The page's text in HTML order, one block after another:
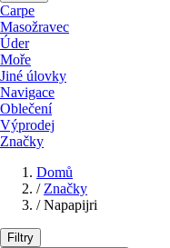
Carpe
Masožravec
Úder
Moře
Jiné úlovky
Navigace
Oblečení
Výprodej
Značky
Domů
/ Značky
/ Napapijri
Filtry